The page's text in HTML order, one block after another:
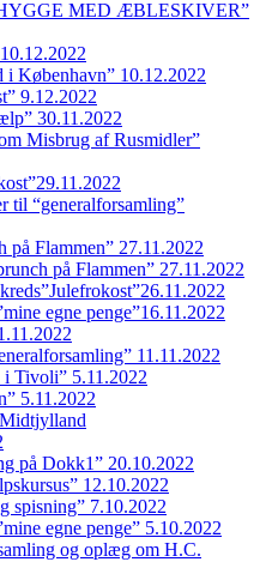
MED ÆBLESKIVER”
i København” 10.12.2022
9.12.2022
30.11.2022
Misbrug af Rusmidler”
til “generalforsamling”
på Flammen” 27.11.2022
på Flammen” 27.11.2022
egne penge”16.11.2022
11.11.2022
Tivoli” 5.11.2022
5.11.2022
på Dokk1” 20.10.2022
12.10.2022
spisning” 7.10.2022
egne penge” 5.10.2022
og oplæg om H.C.